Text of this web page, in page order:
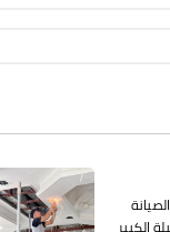
الكبير